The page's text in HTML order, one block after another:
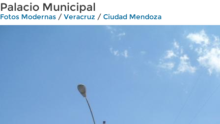
Palacio Municipal
Fotos Modernas / Veracruz / Ciudad Mendoza